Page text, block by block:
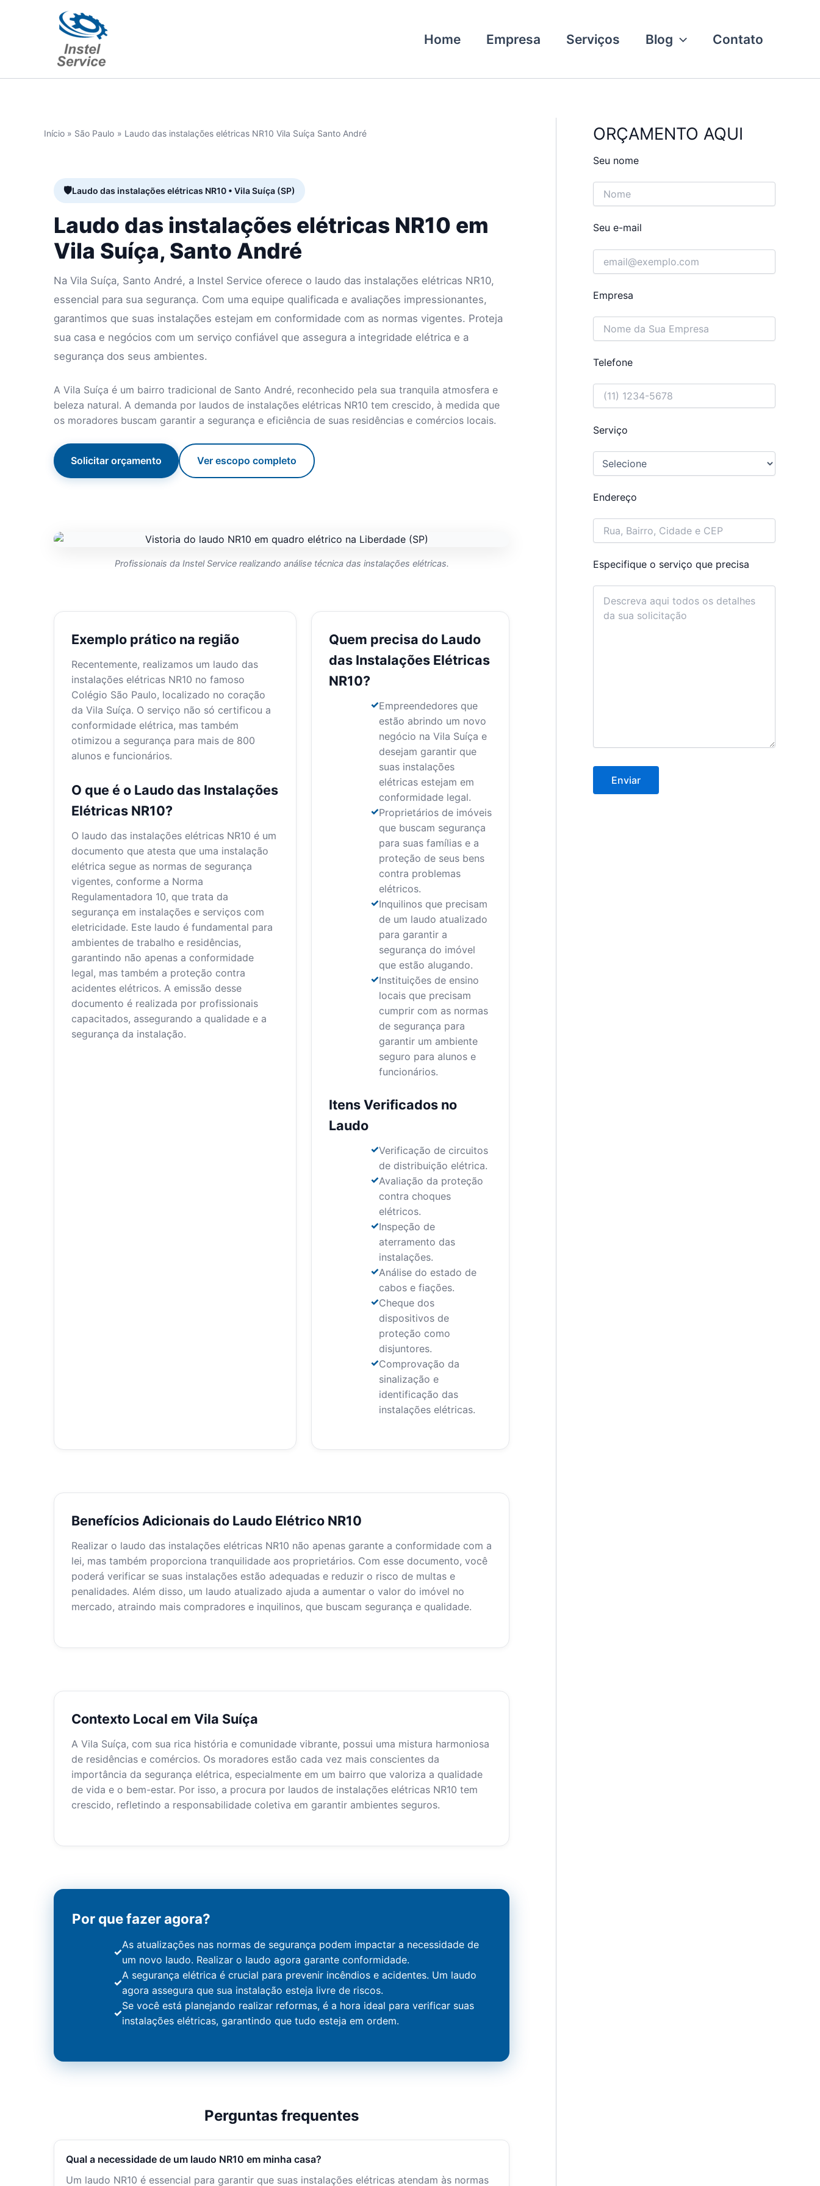
Home Empresa Serviços Blog Contato
Início São Paulo Laudo das instalações elétricas NR10 Vila Suíça Santo André
Laudo das instalações elétricas NR10 • Vila Suíça (SP)
Laudo das instalações elétricas NR10 em
Vila Suíça, Santo André
Na Vila Suíça, Santo André, a Instel Service oferece o laudo das instalações elétricas NR10,
essencial para sua segurança. Com uma equipe qualificada e avaliações impressionantes,
garantimos que suas instalações estejam em conformidade com as normas vigentes. Proteja
sua casa e negócios com um serviço confiável que assegura a integridade elétrica e a
segurança dos seus ambientes.
A Vila Suíça é um bairro tradicional de Santo André, reconhecido pela sua tranquila atmosfera e
beleza natural. A demanda por laudos de instalações elétricas NR10 tem crescido, à medida que
os moradores buscam garantir a segurança e eficiência de suas residências e comércios locais.
Solicitar orçamento Ver escopo completo
Profissionais da Instel Service realizando análise técnica das instalações elétricas.
Exemplo prático na região
Recentemente, realizamos um laudo das
instalações elétricas NR10 no famoso
Colégio São Paulo, localizado no coração
da Vila Suíça. O serviço não só certificou a
conformidade elétrica, mas também
otimizou a segurança para mais de 800
alunos e funcionários.
O que é o Laudo das Instalações
Elétricas NR10?
O laudo das instalações elétricas NR10 é um
documento que atesta que uma instalação
elétrica segue as normas de segurança
vigentes, conforme a Norma
Regulamentadora 10, que trata da
segurança em instalações e serviços com
eletricidade. Este laudo é fundamental para
ambientes de trabalho e residências,
garantindo não apenas a conformidade
legal, mas também a proteção contra
acidentes elétricos. A emissão desse
documento é realizada por profissionais
capacitados, assegurando a qualidade e a
segurança da instalação.
Quem precisa do Laudo
das Instalações Elétricas
NR10?
Empreendedores que
estão abrindo um novo
negócio na Vila Suíça e
desejam garantir que
suas instalações
elétricas estejam em
conformidade legal.
Proprietários de imóveis
que buscam segurança
para suas famílias e a
proteção de seus bens
contra problemas
elétricos.
Inquilinos que precisam
de um laudo atualizado
para garantir a
segurança do imóvel
que estão alugando.
Instituições de ensino
locais que precisam
cumprir com as normas
de segurança para
garantir um ambiente
seguro para alunos e
funcionários.
Itens Verificados no
Laudo
Verificação de circuitos
de distribuição elétrica.
Avaliação da proteção
contra choques
elétricos.
Inspeção de
aterramento das
instalações.
Análise do estado de
cabos e fiações.
Cheque dos
dispositivos de
proteção como
disjuntores.
Comprovação da
sinalização e
identificação das
instalações elétricas.
Benefícios Adicionais do Laudo Elétrico NR10
Realizar o laudo das instalações elétricas NR10 não apenas garante a conformidade com a
lei, mas também proporciona tranquilidade aos proprietários. Com esse documento, você
poderá verificar se suas instalações estão adequadas e reduzir o risco de multas e
penalidades. Além disso, um laudo atualizado ajuda a aumentar o valor do imóvel no
mercado, atraindo mais compradores e inquilinos, que buscam segurança e qualidade.
Contexto Local em Vila Suíça
A Vila Suíça, com sua rica história e comunidade vibrante, possui uma mistura harmoniosa
de residências e comércios. Os moradores estão cada vez mais conscientes da
importância da segurança elétrica, especialmente em um bairro que valoriza a qualidade
de vida e o bem-estar. Por isso, a procura por laudos de instalações elétricas NR10 tem
crescido, refletindo a responsabilidade coletiva em garantir ambientes seguros.
Por que fazer agora?
As atualizações nas normas de segurança podem impactar a necessidade de
um novo laudo. Realizar o laudo agora garante conformidade.
A segurança elétrica é crucial para prevenir incêndios e acidentes. Um laudo
agora assegura que sua instalação esteja livre de riscos.
Se você está planejando realizar reformas, é a hora ideal para verificar suas
instalações elétricas, garantindo que tudo esteja em ordem.
Perguntas frequentes
Qual a necessidade de um laudo NR10 em minha casa?
Um laudo NR10 é essencial para garantir que suas instalações elétricas atendam às normas
ORÇAMENTO AQUI
Seu nome
Seu e-mail
Empresa
Telefone
Serviço
Endereço
Especifique o serviço que precisa